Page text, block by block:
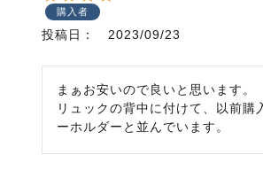
購入者
投稿日 2023/09/23
まぁお安いので良いと思います。
リュックの背中に付けて、以前購
ーホルダーと並んでいます。